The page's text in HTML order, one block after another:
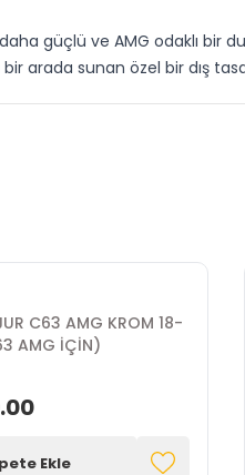
güçlü ve AMG odaklı bir
bir arada sunan özel bir dış
C63 AMG KROM 18-
AMG İÇİN)
Ekle